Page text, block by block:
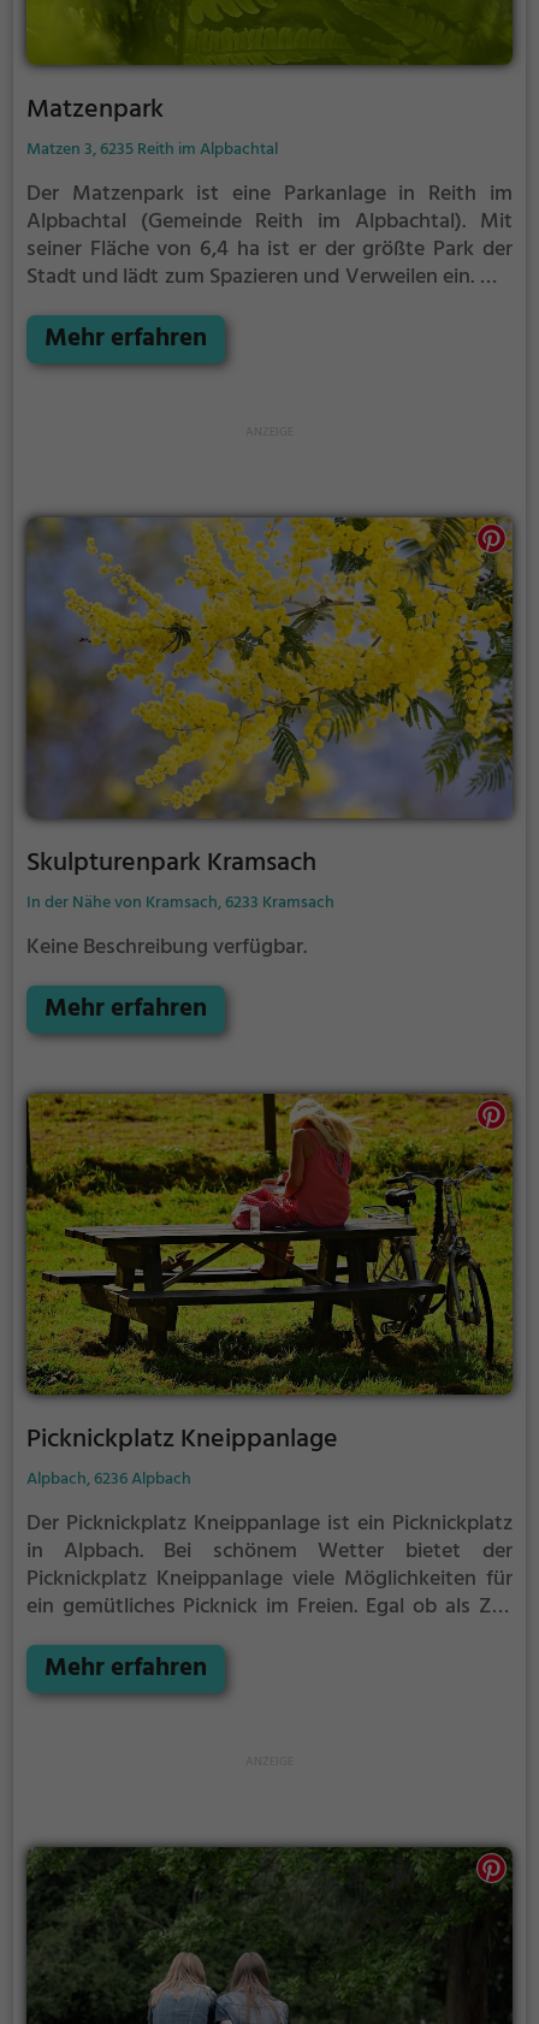
Matzenpark
Matzen 3, 6235 Reith im Alpbachtal
Der Matzenpark ist eine Parkanlage in Reith im
Alpbachtal (Gemeinde Reith im Alpbachtal). Mit
seiner Fläche von 6,4 ha ist er der größte Park der
Stadt und lädt zum Spazieren und Verweilen ein. Mit
bietet der 90. größte Park Österreichs zahlreiche
Möglichkeiten zur Entspannung.
Mehr erfahren
Skulpturenpark Kramsach
In der Nähe von Kramsach, 6233 Kramsach
Keine Beschreibung verfügbar.
Mehr erfahren
Picknickplatz Kneippanlage
Alpbach, 6236 Alpbach
Der Picknickplatz Kneippanlage ist ein Picknickplatz
in Alpbach. Bei schönem Wetter bietet der
Picknickplatz Kneippanlage viele Möglichkeiten für
ein gemütliches Picknick im Freien. Egal ob als Ziel
zwischendurch, der Picknickplatz Kneippanlage ist
der perfekte Ort, um die Akkus wieder aufzutanken
Mehr erfahren